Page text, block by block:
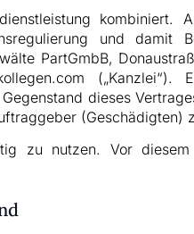
kombiniert.
und damit
PartGmbB,
(„Kanzlei“).
dieses
(Geschädigten)
zu nutzen. Vor diesem